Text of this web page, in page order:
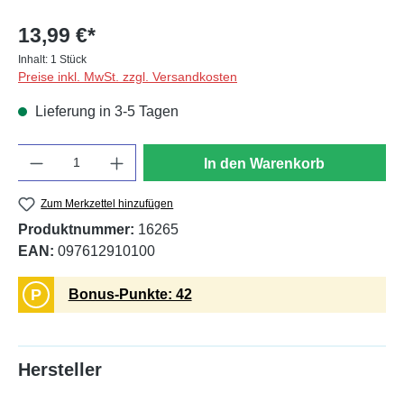
13,99 €*
Inhalt: 1 Stück
Preise inkl. MwSt. zzgl. Versandkosten
Lieferung in 3-5 Tagen
In den Warenkorb
Zum Merkzettel hinzufügen
Produktnummer: 16265
EAN: 097612910100
P Bonus-Punkte: 42
Hersteller